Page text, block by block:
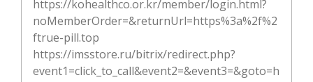
https://kohealthco.or.kr/member/login.html?
noMemberOrder=&returnUrl=https%3a%2f%2
ftrue-pill.top
https://imsstore.ru/bitrix/redirect.php?
event1=click_to_call&event2=&event3=&goto=h